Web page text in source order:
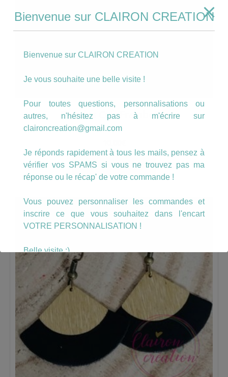
Boucles Cuir Framboise
AJOUTER AU PANIER
Bienvenue sur CLAIRON CREATION
Bienvenue sur CLAIRON CREATION
Je vous souhaite une belle visite !
Pour toutes questions, personnalisations ou
autres, n'hésitez pas à m'écrire sur
claironcreation@gmail.com
Je réponds rapidement à tous les mails, pensez à
vérifier vos SPAMS si vous ne trouvez pas ma
réponse ou le récap' de votre commande !
Vous pouvez personnaliser les commandes et
inscrire ce que vous souhaitez dans l'encart
VOTRE PERSONNALISATION !
Belle visite :)